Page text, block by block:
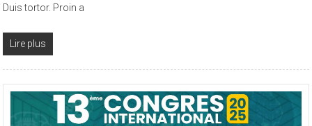
Duis tortor. Proin a
Lire plus